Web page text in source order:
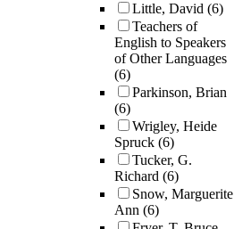
Little, David (6)
Teachers of
English to Speakers
of Other Languages
(6)
Parkinson, Brian
(6)
Wrigley, Heide
Spruck (6)
Tucker, G.
Richard (6)
Snow, Marguerite
Ann (6)